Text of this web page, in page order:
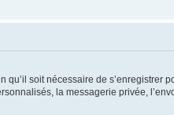
soit nécessaire de s’enregistrer
la messagerie privée,